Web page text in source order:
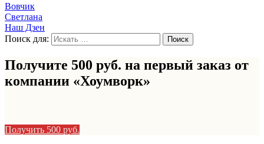
Вовчик
Светлана
Наш Дзен
Поиск для:
Получите 500 руб. на первый заказ от
компании «Хоумворк»
Получить 500 руб.